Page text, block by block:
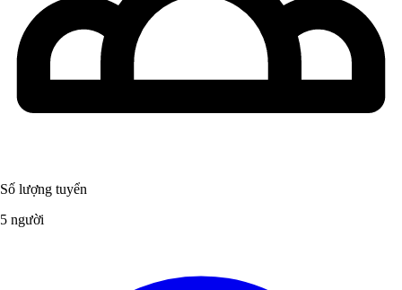
Số lượng tuyển
5 người